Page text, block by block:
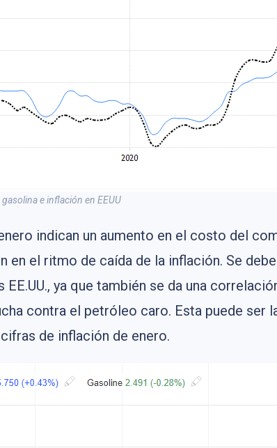
e inflación en EEUU
indican un aumento en el costo del
en el ritmo de caída de la inflación. Se
EE.UU., ya que también se da una
contra el petróleo caro. Esta puede
de inflación de enero.